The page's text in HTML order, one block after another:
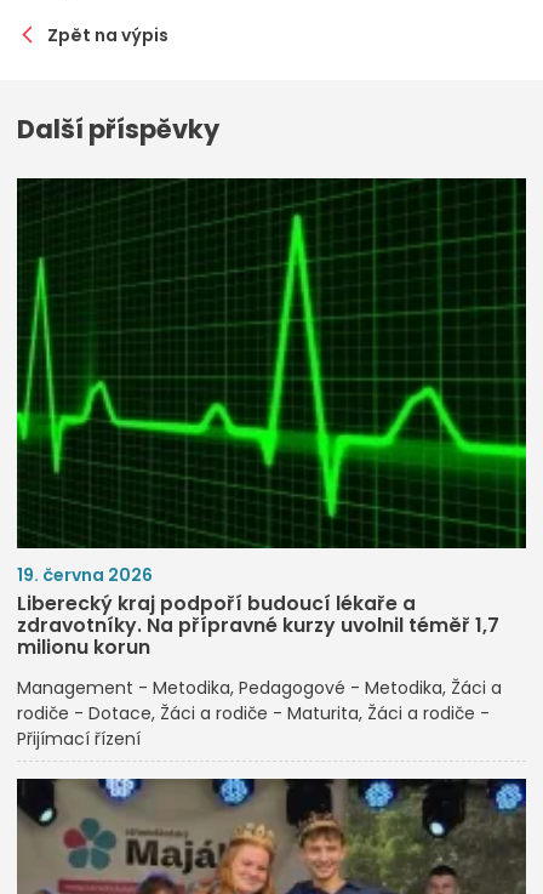
Zpět na výpis
Další příspěvky
19. června 2026
Liberecký kraj podpoří budoucí lékaře a
zdravotníky. Na přípravné kurzy uvolnil téměř 1,7
milionu korun
Management - Metodika Pedagogové - Metodika Žáci a
rodiče - Dotace Žáci a rodiče - Maturita Žáci a rodiče -
Přijímací řízení